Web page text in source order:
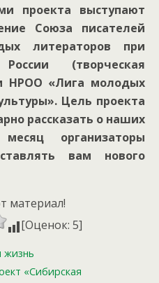
проекта выступают
Союза писателей
литераторов при
(творческая
НРОО «Лига молодых
Цель проекта
рассказать о наших
организаторы
вам нового
материал!
[Оценок: 5]
жизнь
«Сибирская